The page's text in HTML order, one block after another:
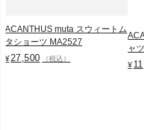
ACANTHUS muta スウィートム
タショーツ MA2527
¥27,500 （税込）
ャ
¥